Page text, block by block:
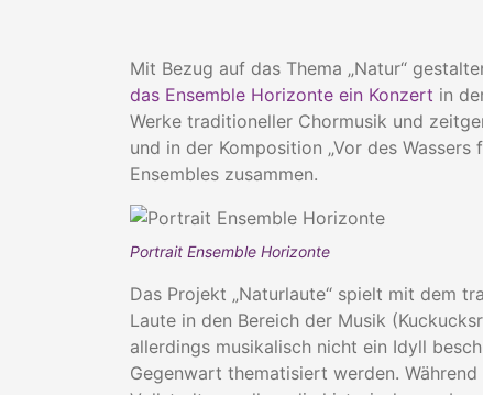
Mit Bezug auf das Thema „Natur“
das Ensemble Horizonte ein Konzert in
Werke traditioneller Chormusik und
und in der Komposition „Vor des
Ensembles zusammen.
Portrait Ensemble Horizonte
Das Projekt „Naturlaute“ spielt mit dem
Laute in den Bereich der Musik
allerdings musikalisch nicht ein Idyll
Gegenwart thematisiert werden.